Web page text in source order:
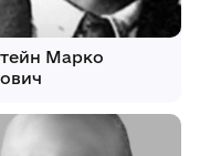
Марко